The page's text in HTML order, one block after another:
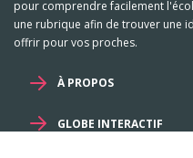
pour comprendre facilement
une rubrique afin de trouver une
offrir pour vos proches.
À PROPOS
GLOBE INTERACTIF